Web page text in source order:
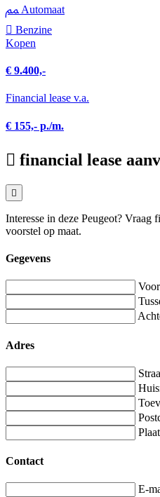
Automaat
Benzine
Kopen
€ 9.400,-
Financial lease v.a.
€ 155,- p./m.
financial lease
Interesse in deze Peugeot? Vraag
voorstel op maat.
Gegevens
Adres
Contact
E-